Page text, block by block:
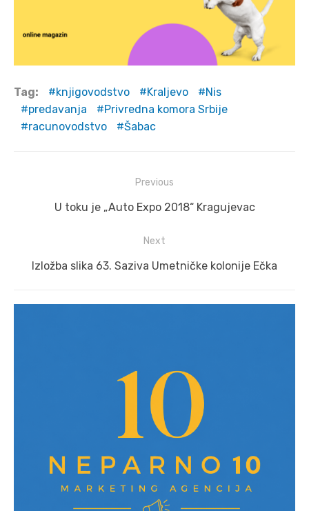
Tag: knjigovodstvo Kraljevo
Nis
predavanja
Privredna komora Srbije
racunovodstvo
Šabac
navigation
Previous
Previous
U toku je „Auto Expo 2018“ Kragujevac
Next
Next
Izložba slika 63. Saziva Umetničke kolonije Ečka